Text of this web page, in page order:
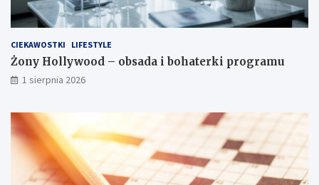
CIEKAWOSTKI LIFESTYLE
Żony Hollywood – obsada i bohaterki programu
1 sierpnia 2026